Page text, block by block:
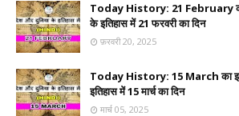
Today History: 21 February का
के इतिहास में 21 फरवरी का दिन
फ़रवरी 20, 2025
Today History: 15 March का
इतिहास में 15 मार्च का दिन
मार्च 05, 2025